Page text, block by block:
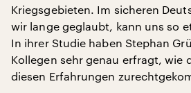
Kriegsgebieten. Im sicheren
wir lange geglaubt, kann uns so
In ihrer Studie haben Stephan
Kollegen sehr genau erfragt, wie
diesen Erfahrungen